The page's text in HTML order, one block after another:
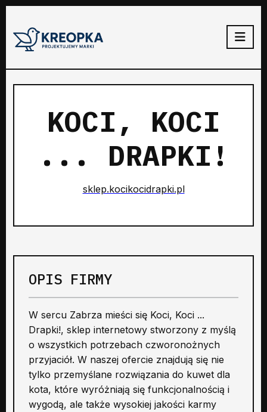
KOCI, KOCI
... DRAPKI!
sklep.kocikocidrapki.pl
OPIS FIRMY
W sercu Zabrza mieści się Koci, Koci ...
Drapki!, sklep internetowy stworzony z myślą
o wszystkich potrzebach czworonożnych
przyjaciół. W naszej ofercie znajdują się nie
tylko przemyślane rozwiązania do kuwet dla
kota, które wyróżniają się funkcjonalnością i
wygodą, ale także wysokiej jakości karmy